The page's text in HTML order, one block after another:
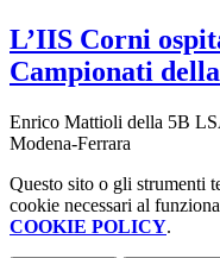
L’IIS Corni
Campionati
Enrico Mattioli della 5B
Modena-Ferrara
Questo sito o gli strumenti
cookie necessari al
COOKIE POLICY.